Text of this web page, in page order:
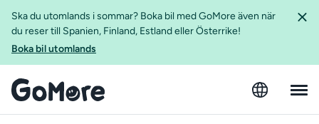
Ska du utomlands i sommar? Boka bil med GoMore även när
du reser till Spanien, Finland, Estland eller Österrike!
Boka bil utomlands